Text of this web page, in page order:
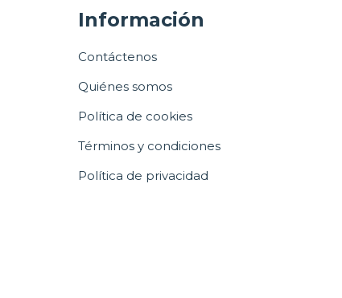
Información
Contáctenos
Quiénes somos
Política de cookies
Términos y condiciones
Política de privacidad